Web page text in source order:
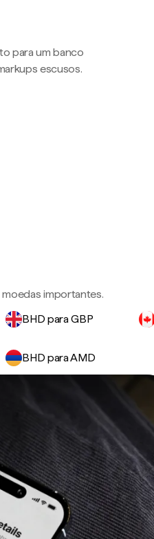
para um banco
escusos.
moedas importantes.
BHD para GBP
BHD para AMD